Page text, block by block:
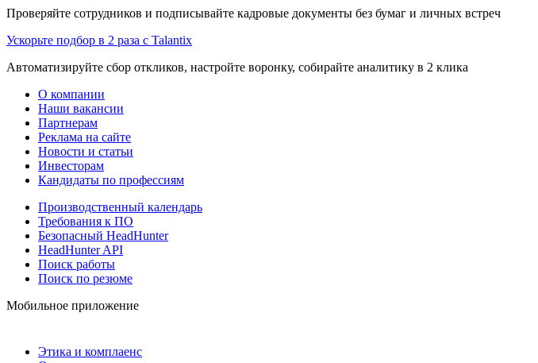
Проверяйте сотрудников и подписывайте кадровые документы без бумаг и личных встреч
Ускорьте подбор в 2 раза с Talantix
Автоматизируйте сбор откликов, настройте воронку, собирайте аналитику в 2 клика
О компании
Наши вакансии
Партнерам
Реклама на сайте
Новости и статьи
Инвесторам
Кандидаты по профессиям
Производственный календарь
Требования к ПО
Безопасный HeadHunter
HeadHunter API
Поиск работы
Поиск по резюме
Мобильное приложение
Этика и комплаенс